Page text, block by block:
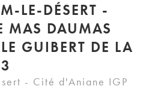
LE-DÉSERT -
MAS DAUMAS
GUIBERT DE LA
- Cité d'Aniane IGP